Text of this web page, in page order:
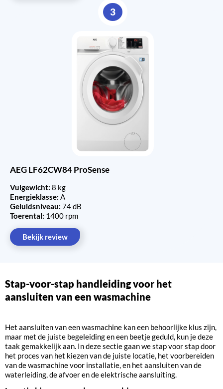
3
AEG LF62CW84 ProSense
Vulgewicht: 8 kg
Energieklasse: A
Geluidsniveau: 74 dB
Toerental: 1400 rpm
Bekijk review
Stap-voor-stap handleiding voor het
aansluiten van een wasmachine
Het aansluiten van een wasmachine kan een behoorlijke klus zijn,
maar met de juiste begeleiding en een beetje geduld, kun je deze
taak gemakkelijk aan. In deze sectie gaan we stap voor stap door
het proces van het kiezen van de juiste locatie, het voorbereiden
van de wasmachine voor installatie, en het aansluiten van de
waterleiding, de afvoer en de elektrische aansluiting.